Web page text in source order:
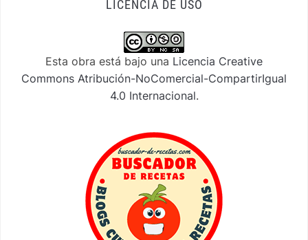
LICENCIA DE USO
Esta obra está bajo una Licencia Creative
Commons Atribución-NoComercial-CompartirIgual
4.0 Internacional.